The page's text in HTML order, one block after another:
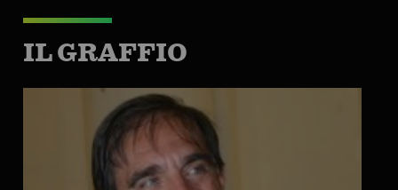
IL GRAFFIO